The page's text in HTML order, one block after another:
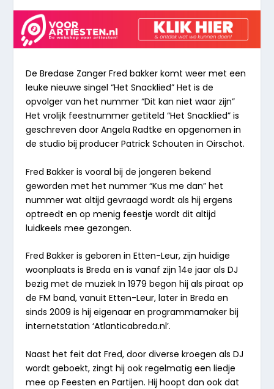
De Bredase Zanger Fred bakker komt weer met een
leuke nieuwe singel “Het Snacklied” Het is de
opvolger van het nummer “Dit kan niet waar zijn”
Het vrolijk feestnummer getiteld “Het Snacklied” is
geschreven door Angela Radtke en opgenomen in
de studio bij producer Patrick Schouten in Oirschot.
Fred Bakker is vooral bij de jongeren bekend
geworden met het nummer “Kus me dan” het
nummer wat altijd gevraagd wordt als hij ergens
optreedt en op menig feestje wordt dit altijd
luidkeels mee gezongen.
Fred Bakker is geboren in Etten-Leur, zijn huidige
woonplaats is Breda en is vanaf zijn 14e jaar als DJ
bezig met de muziek In 1979 begon hij als piraat op
de FM band, vanuit Etten-Leur, later in Breda en
sinds 2009 is hij eigenaar en programmamaker bij
internetstation ‘Atlanticabreda.nl’.
Naast het feit dat Fred, door diverse kroegen als DJ
wordt geboekt, zingt hij ook regelmatig een liedje
mee op Feesten en Partijen. Hij hoopt dan ook dat